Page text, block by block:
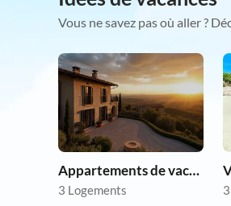
Vous ne savez pas où aller ?
Appartements de vacances pas chers
3 Logements